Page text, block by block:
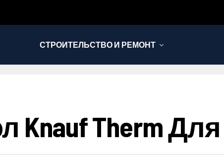
СТРОИТЕЛЬСТВО И РЕМОНТ
Knauf Therm